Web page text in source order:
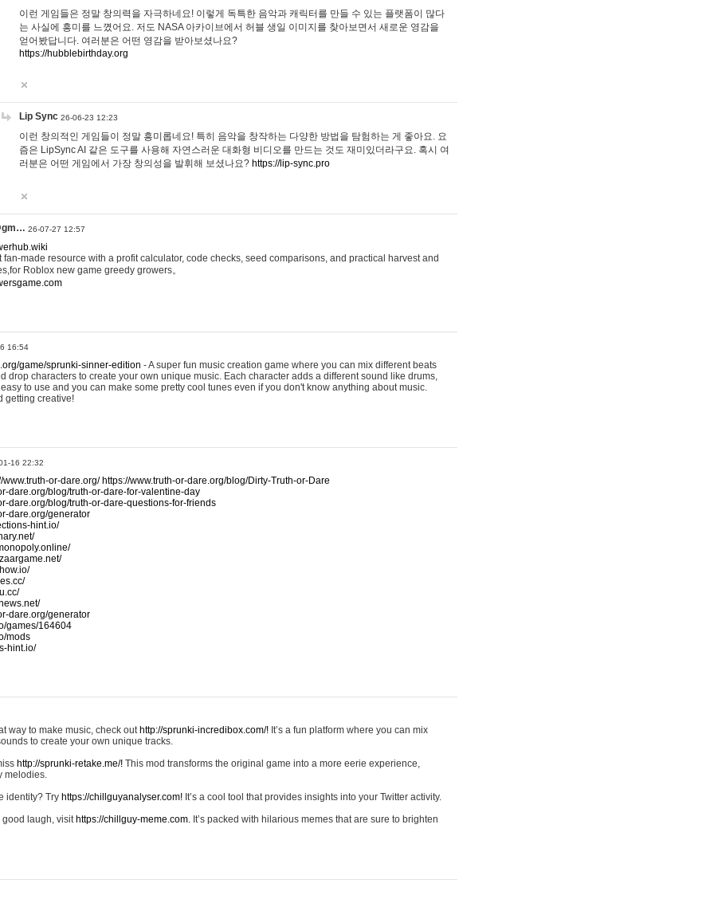
이런 게임들은 정말 창의력을 자극하네요! 이렇게 독특한 음악과 캐릭터를 만들 수 있는 플랫폼이 많다
는 사실에 흥미를 느꼈어요. 저도 NASA 아카이브에서 허블 생일 이미지를 찾아보면서 새로운 영감을
얻어봤답니다. 여러분은 어떤 영감을 받아보셨나요?
https://hubblebirthday.org
Lip Sync 26-06-23 12:23
이런 창의적인 게임들이 정말 흥미롭네요! 특히 음악을 창작하는 다양한 방법을 탐험하는 게 좋아요. 요
즘은 LipSync AI 같은 도구를 사용해 자연스러운 대화형 비디오를 만드는 것도 재미있더라구요. 혹시 여
러분은 어떤 게임에서 가장 창의성을 발휘해 보셨나요? https://lip-sync.pro
26-07-27 12:57
made resource with a profit calculator, code checks, seed comparisons, and practical harvest and
Roblox new game greedy growers。
16:54
game/sprunki-sinner-edition - A super fun music creation game where you can mix different beats
drop characters to create your own unique music. Each character adds a different sound like drums,
to use and you can make some pretty cool tunes even if you don't know anything about music.
getting creative!
16 22:32
www.truth-or-dare.org/ https://www.truth-or-dare.org/blog/Dirty-Truth-or-Dare
dare.org/blog/truth-or-dare-for-valentine-day
dare.org/blog/truth-or-dare-questions-for-friends
dare.org/generator
hint.io/
dare.org/generator
games/164604
mods
hint.io/
way to make music, check out http://sprunki-incredibox.com/! It’s a fun platform where you can mix
to create your own unique tracks.
http://sprunki-retake.me/! This mod transforms the original game into a more eerie experience,
melodies.
identity? Try https://chillguyanalyser.com! It’s a cool tool that provides insights into your Twitter activity.
good laugh, visit https://chillguy-meme.com. It’s packed with hilarious memes that are sure to brighten